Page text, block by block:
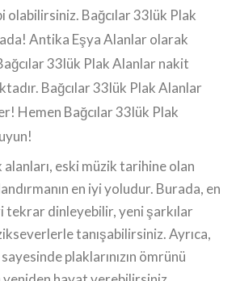
olabilirsiniz. Bağcılar 33lük Plak
Antika Eşya Alanlar olarak
33lük Plak Alanlar nakit
Bağcılar 33lük Plak Alanlar
Hemen Bağcılar 33lük Plak
alanları, eski müzik tarihine olan
en iyi yoludur. Burada, en
tekrar dinleyebilir, yeni şarkılar
tanışabilirsiniz. Ayrıca,
plaklarınızın ömrünü